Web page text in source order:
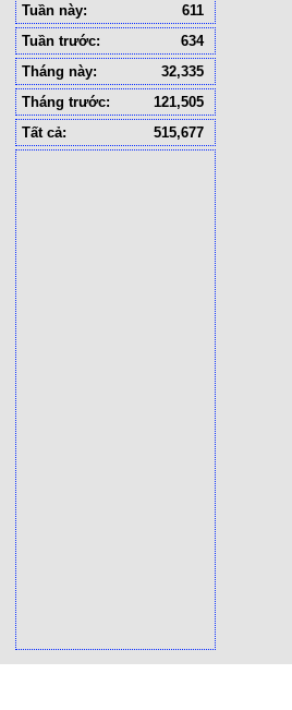
Tuần này:
611
Tuần trước:
634
Tháng này:
32,335
Tháng trước:
121,505
Tất cả:
515,677